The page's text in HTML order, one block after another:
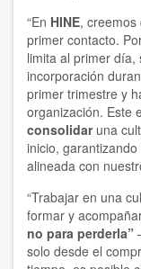
“En HINE, creemos
primer contacto.
limita al primer día,
incorporación
primer trimestre y
organización. Este
consolidaruna
inicio,
alineada con
“Trabajar en una
formar y
no para perderla”
solo desde el